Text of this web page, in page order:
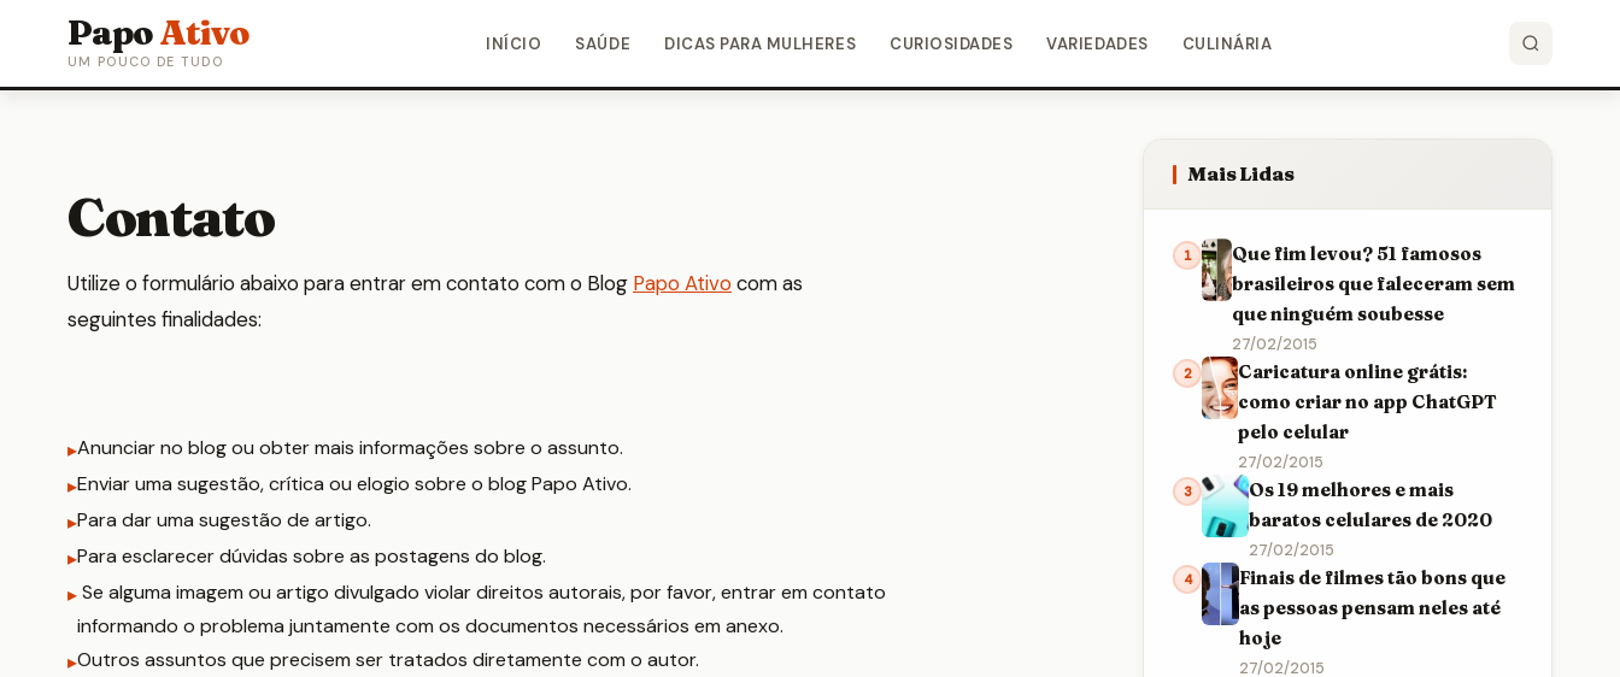
PapoAtivo
UM POUCO DE TUDO
INÍCIO SAÚDE DICAS PARA MULHERES CURIOSIDADES VARIEDADES CULINÁRIA
Contato
Utilize o formulário abaixo para entrar em contato com o Blog Papo Ativocom as
seguintes finalidades:
Anunciar no blog ou obter mais informações sobre o assunto.
Enviar uma sugestão, crítica ou elogio sobre o blog Papo Ativo.
Para dar uma sugestão de artigo.
Para esclarecer dúvidas sobre as postagens do blog.
Se alguma imagem ou artigo divulgado violar direitos autorais, por favor, entrar em contato
informando o problema juntamente com os documentos necessários em anexo.
Outros assuntos que precisem ser tratados diretamente com o autor.
Mais Lidas
1
Que fim levou? 51 famosos
brasileiros que faleceram sem
que ninguém soubesse
27/02/2015
2
Caricatura online grátis:
como criar no app ChatGPT
pelo celular
27/02/2015
3
Os 19 melhores e mais
baratos celulares de 2020
27/02/2015
4
Finais de filmes tão bons que
as pessoas pensam neles até
hoje
27/02/2015